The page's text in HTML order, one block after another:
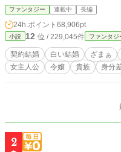
か」 「更新は、いたしません」 その日から、伯爵家の何かが毎日ひとつずつ止
まっていく。夫が五年間、見ようとも
爵レナードだけが、満了の「その後」の話
メリアは指折り数えて、満了の日
ファンタジー 連載中 長編
24h.ポイント 68,906pt
小説 12 位 / 229,045件 ファンタジ
契約結婚 白い結婚 ざまぁ
女主人公
令嬢 貴族 身分
2